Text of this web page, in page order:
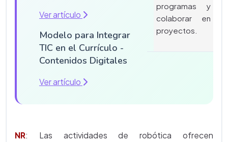
programas y
colaborar en
proyectos.
Ver artículo
Modelo para Integrar
TIC en el Currículo -
Contenidos Digitales
Ver artículo
NR: Las actividades de robótica ofrecen